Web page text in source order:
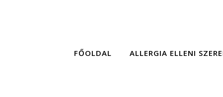
FŐOLDAL ALLERGIA ELLENI